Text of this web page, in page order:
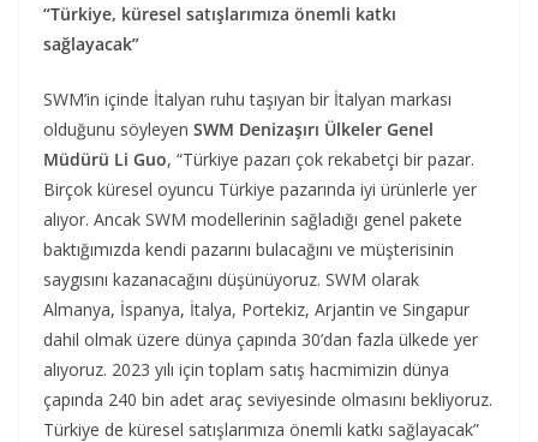
“Türkiye, küresel satışlarımıza önemli katkı
sağlayacak”
SWM’in içinde İtalyan ruhu taşıyan bir İtalyan markası
olduğunu söyleyen SWM Denizaşırı Ülkeler Genel
Müdürü Li Guo, “Türkiye pazarı çok rekabetçi bir pazar.
Birçok küresel oyuncu Türkiye pazarında iyi ürünlerle yer
alıyor. Ancak SWM modellerinin sağladığı genel pakete
baktığımızda kendi pazarını bulacağını ve müşterisinin
saygısını kazanacağını düşünüyoruz. SWM olarak
Almanya, İspanya, İtalya, Portekiz, Arjantin ve Singapur
dahil olmak üzere dünya çapında 30’dan fazla ülkede yer
alıyoruz. 2023 yılı için toplam satış hacmimizin dünya
çapında 240 bin adet araç seviyesinde olmasını bekliyoruz.
Türkiye de küresel satışlarımıza önemli katkı sağlayacak”